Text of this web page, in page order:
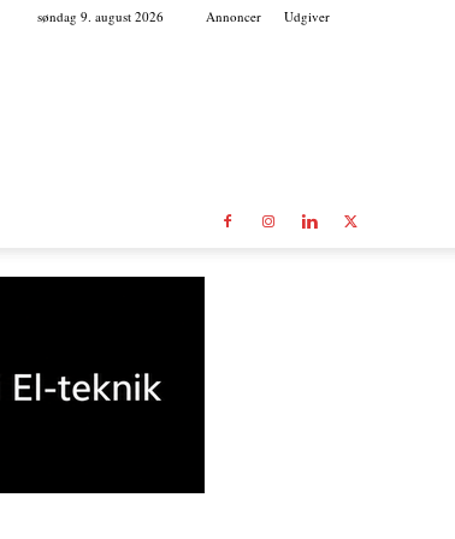
søndag 9. august 2026 Annoncer Udgiver